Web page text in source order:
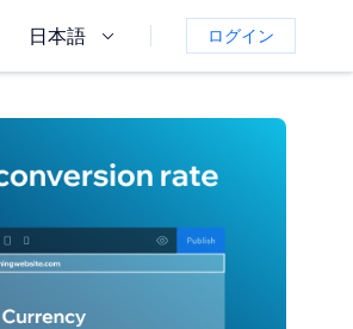
日本語 ログイン